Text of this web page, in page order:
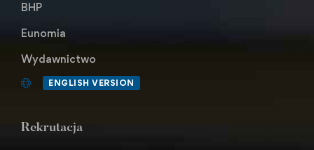
BHP
Eunomia
Wydawnictwo
ENGLISH VERSION
Rekrutacja